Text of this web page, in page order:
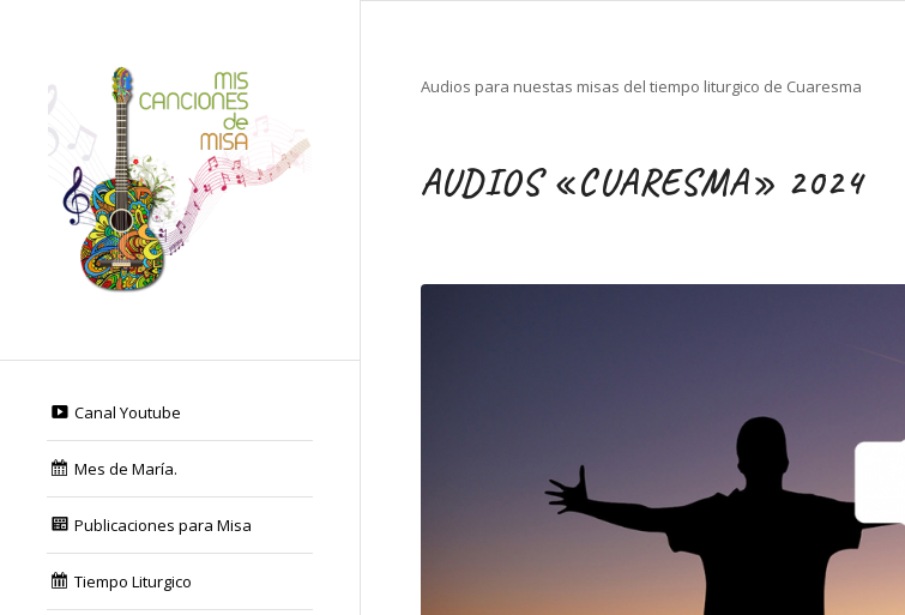
Canal Youtube
Mes de María.
Publicaciones para Misa
Tiempo Liturgico
Audios para nuestas misas del tiempo liturgico de Cuaresma
AUDIOS «CUARESMA» 2024